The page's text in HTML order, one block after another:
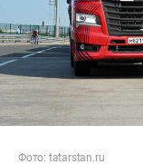
Фото: tatarstan.ru